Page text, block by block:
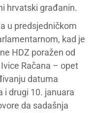
hrvatski građanin.
u predsjedničkom
kad je
HDZ poražen od
Račana – opet
datuma
i drugi 10. januara
da sadašnja